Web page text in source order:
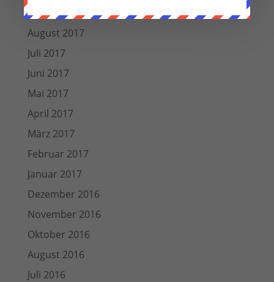
Oktober 2017
August 2017
Juli 2017
Juni 2017
Mai 2017
April 2017
März 2017
Februar 2017
Januar 2017
Dezember 2016
November 2016
Oktober 2016
August 2016
Juli 2016